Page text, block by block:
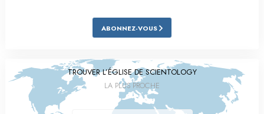
ABONNEZ-VOUS
TROUVER L’ÉGLISE DE SCIENTOLOGY
LA PLUS PROCHE